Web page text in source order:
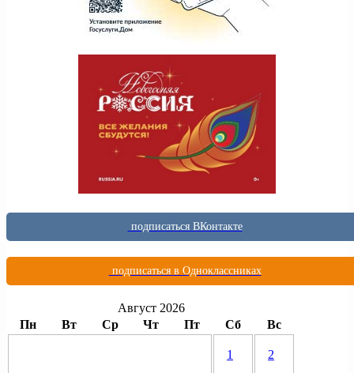
подписаться ВКонтакте
подписаться в Одноклассниках
Август 2026
Пн
Вт Ср Чт Пт Сб Вс
1 2